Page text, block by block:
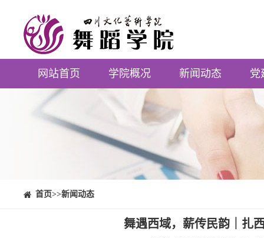
网站首页 学院概况 新闻动态 党
⠀⠀首页>>新闻动态
舞遇西域，薪传民韵｜扎